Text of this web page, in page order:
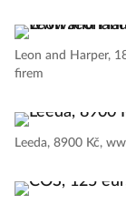
Leon and Harper,
firem
Leeda, 8900 Kč,